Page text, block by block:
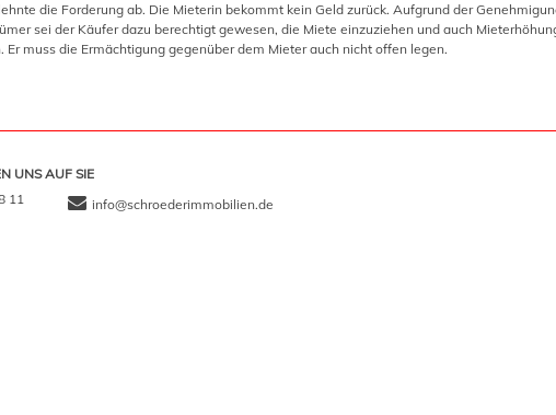
die Forderung ab. Die Mieterin bekommt kein Geld zurück. Aufgrund der
sei der Käufer dazu berechtigt gewesen, die Miete einzuziehen und auch
Er muss die Ermächtigung gegenüber dem Mieter auch nicht offen legen.
UNS AUF SIE
11
info@schroederimmobilien.de